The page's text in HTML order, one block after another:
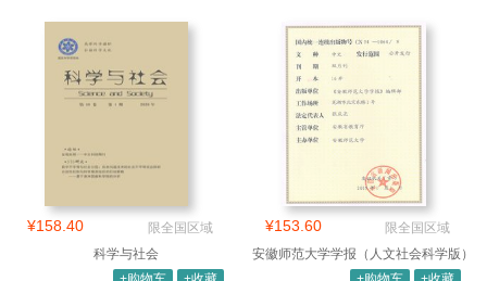
¥158.40
限全国区域
科学与社会
¥153.60
限全国区域
安徽师范大学学报（人文社会科学版）